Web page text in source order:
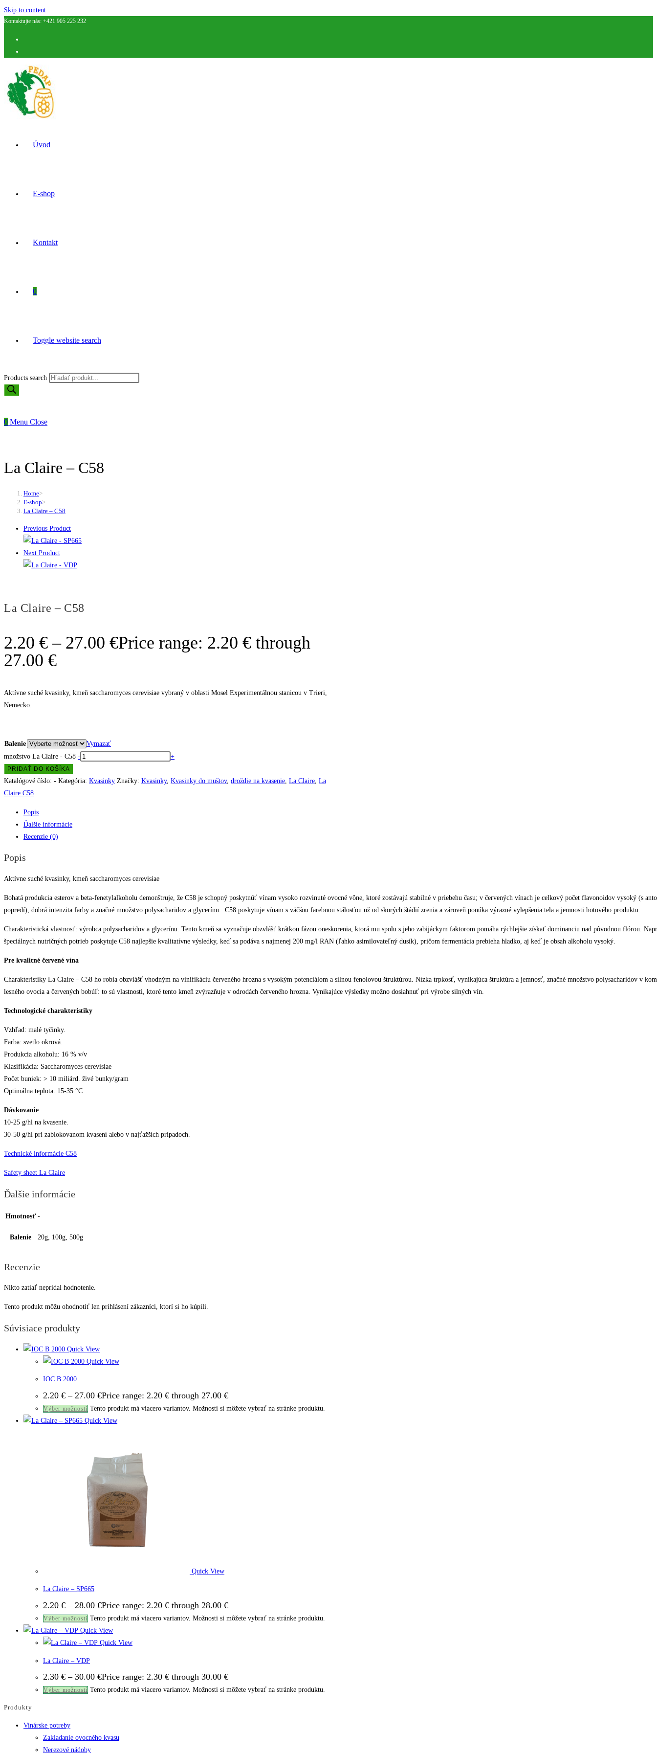
Skip to content
Kontaktujte nás: +421 905 225 232
Úvod
E-shop
Kontakt
0
Toggle website search
Products search
0 Menu Close
La Claire – C58
Home>
E-shop>
La Claire – C58
Previous Product
Next Product
La Claire – C58
2.20 € – 27.00 €Price range: 2.20 € through
27.00 €
Aktívne suché kvasinky, kmeň saccharomyces cerevisiae vybraný v oblasti Mosel Experimentálnou stanicou v Trieri,
Nemecko.
Balenie
Vymazať
množstvo La Claire - C58 - +
PRIDAŤ DO KOŠÍKA
Katalógové číslo: - Kategória: Kvasinky Značky: Kvasinky, Kvasinky do muštov, droždie na kvasenie La Claire La
Claire C58
Popis
Ďalšie informácie
Recenzie (0)
Popis
Aktívne suché kvasinky, kmeň saccharomyces cerevisiae
Bohatá produkcia esterov a beta-fenetylalkoholu demonštruje, že C58 je schopný poskytnúť vínam vysoko rozvinuté ovocné vône, ktoré zostávajú stabilné v priebehu času; v červených vínach je celkový počet flavonoidov vysoký (s
popredí), dobrá intenzita farby a značné množstvo polysacharidov a glycerínu. C58 poskytuje vínam s väčšou farebnou stálosťou už od skorých štádií zrenia a zároveň ponúka výrazné vylepšenia tela a jemnosti hotového produktu.
Charakteristická vlastnosť: výrobca polysacharidov a glycerínu. Tento kmeň sa vyznačuje obzvlášť krátkou fázou oneskorenia, ktorá mu spolu s jeho zabijáckym faktorom pomáha rýchlejšie získať dominanciu nad pôvodnou flórou.
špeciálnych nutričných potrieb poskytuje C58 najlepšie kvalitatívne výsledky, keď sa podáva s najmenej 200 mg/l RAN (ľahko asimilovateľný dusík), pričom fermentácia prebieha hladko, aj keď je obsah alkoholu vysoký.
Pre kvalitné červené vína
Charakteristiky La Claire – C58 ho robia obzvlášť vhodným na vinifikáciu červeného hrozna s vysokým potenciálom a silnou fenolovou štruktúrou. Nízka trpkosť, vynikajúca štruktúra a jemnosť, značné množstvo polysacharidov v
lesného ovocia a červených bobúľ: to sú vlastnosti, ktoré tento kmeň zvýrazňuje v odrodách červeného hrozna. Vynikajúce výsledky možno dosiahnuť pri výrobe silných vín.
Technologické charakteristiky
Vzhľad: malé tyčinky.
Farba: svetlo okrová.
Produkcia alkoholu: 16 % v/v
Klasifikácia: Saccharomyces cerevisiae
Počet buniek: > 10 miliárd. živé bunky/gram
Optimálna teplota: 15-35 °C
Dávkovanie
10-25 g/hl na kvasenie.
30-50 g/hl pri zablokovanom kvasení alebo v najťažších prípadoch.
Technické informácie C58
Safety sheet La Claire
Ďalšie informácie
Hmotnosť -
Balenie 20g, 100g, 500g
Recenzie
Nikto zatiaľ nepridal hodnotenie.
Tento produkt môžu ohodnotiť len prihlásení zákazníci, ktorí si ho kúpili.
Súvisiace produkty
Quick View
Quick View
IOC B 2000
2.20 € – 27.00 €Price range: 2.20 € through 27.00 €
Výber možností Tento produkt má viacero variantov. Možnosti si môžete vybrať na stránke produktu.
Quick View
Quick View
La Claire – SP665
2.20 € – 28.00 €Price range: 2.20 € through 28.00 €
Výber možností Tento produkt má viacero variantov. Možnosti si môžete vybrať na stránke produktu.
Quick View
Quick View
La Claire – VDP
2.30 € – 30.00 €Price range: 2.30 € through 30.00 €
Výber možností Tento produkt má viacero variantov. Možnosti si môžete vybrať na stránke produktu.
Produkty
Vinárske potreby
Zakladanie ovocného kvasu
Nerezové nádoby